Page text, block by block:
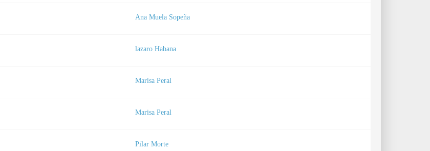
Ana Muela Sopeña
lazaro Habana
Marisa Peral
Marisa Peral
Pilar Morte